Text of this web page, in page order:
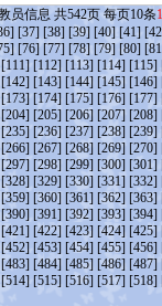
员信息 共542页 每页10条1
[37] [38] [39] [40] [41]
[76] [77] [78] [79] [80]
[111] [112] [113] [114] [115]
[142] [143] [144] [145] [146]
[173] [174] [175] [176] [177]
[204] [205] [206] [207] [208]
[235] [236] [237] [238] [239]
[266] [267] [268] [269] [270]
[297] [298] [299] [300] [301]
[328] [329] [330] [331] [332]
[359] [360] [361] [362] [363]
[390] [391] [392] [393] [394]
[421] [422] [423] [424] [425]
[452] [453] [454] [455] [456]
[483] [484] [485] [486] [487]
[514] [515] [516] [517] [518]